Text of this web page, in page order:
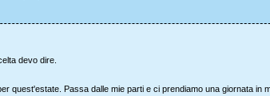
devo dire.
quest'estate. Passa dalle mie parti e ci prendiamo una giornata in